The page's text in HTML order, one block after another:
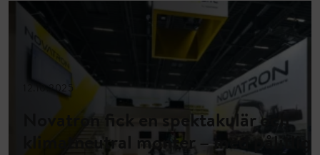
12.10.2025
Novatron fick en spektakulär och
klimatneutral monter – med pålitlig